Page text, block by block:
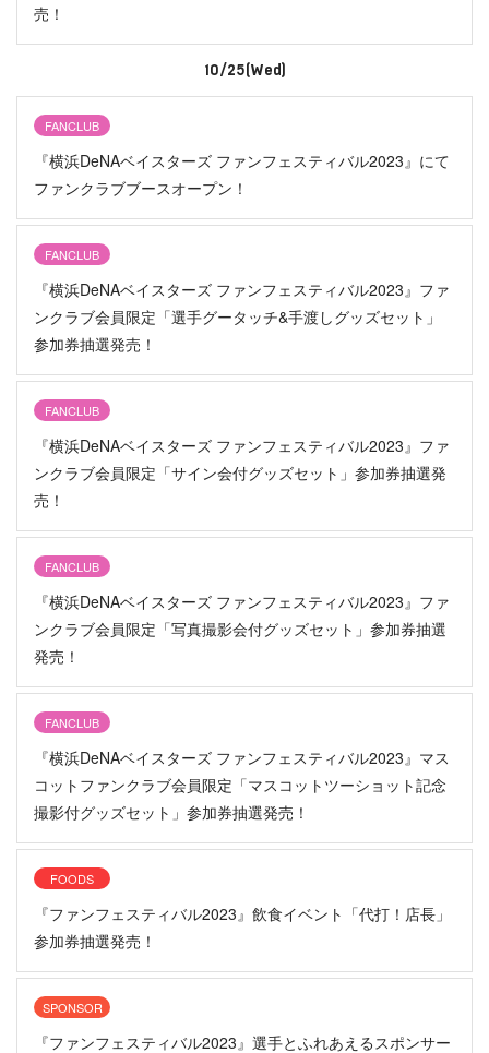
売！
10/25(Wed)
FANCLUB
『横浜DeNAベイスターズ ファンフェスティバル2023』にて
ファンクラブブースオープン！
FANCLUB
『横浜DeNAベイスターズ ファンフェスティバル2023』ファ
ンクラブ会員限定「選手グータッチ&手渡しグッズセット」
参加券抽選発売！
FANCLUB
『横浜DeNAベイスターズ ファンフェスティバル2023』ファ
ンクラブ会員限定「サイン会付グッズセット」参加券抽選発
売！
FANCLUB
『横浜DeNAベイスターズ ファンフェスティバル2023』ファ
ンクラブ会員限定「写真撮影会付グッズセット」参加券抽選
発売！
FANCLUB
『横浜DeNAベイスターズ ファンフェスティバル2023』マス
コットファンクラブ会員限定「マスコットツーショット記念
撮影付グッズセット」参加券抽選発売！
FOODS
『ファンフェスティバル2023』飲食イベント「代打！店長」
参加券抽選発売！
SPONSOR
『ファンフェスティバル2023』選手とふれあえるスポンサー